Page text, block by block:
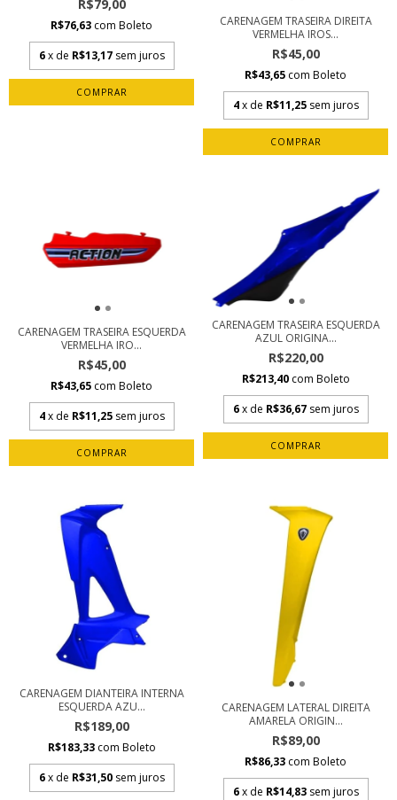
R$79,00
R$76,63 com Boleto
6 x de R$13,17 sem juros
CARENAGEM TRASEIRA DIREITA
VERMELHA IROS...
R$45,00
R$43,65 com Boleto
4 x de R$11,25 sem juros
CARENAGEM TRASEIRA ESQUERDA
VERMELHA IRO...
R$45,00
R$43,65 com Boleto
4 x de R$11,25 sem juros
CARENAGEM TRASEIRA ESQUERDA
AZUL ORIGINA...
R$220,00
R$213,40 com Boleto
6 x de R$36,67 sem juros
CARENAGEM DIANTEIRA INTERNA
ESQUERDA AZU...
R$189,00
R$183,33 com Boleto
6 x de R$31,50 sem juros
CARENAGEM LATERAL DIREITA
AMARELA ORIGIN...
R$89,00
R$86,33 com Boleto
6 x de R$14,83 sem juros